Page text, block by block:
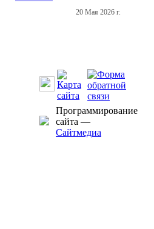
20 Мая 2026 г.
Программирование
сайта —
Сайтмедиа